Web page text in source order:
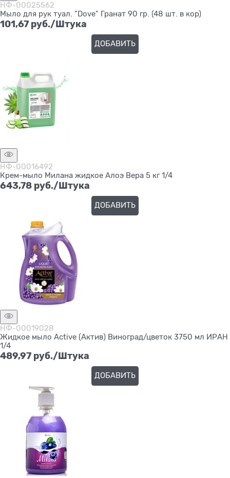
НФ-00025562
Мыло для рук туал. "Dove" Гранат 90 гр. (48 шт. в кор)
101,67 руб./Штука
ДОБАВИТЬ
НФ-00016492
Крем-мыло Милана жидкое Алоэ Вера 5 кг 1/4
643,78 руб./Штука
ДОБАВИТЬ
НФ-00019028
Жидкое мыло Active (Актив) Виноград/цветок 3750 мл ИРАН
1/4
489,97 руб./Штука
ДОБАВИТЬ